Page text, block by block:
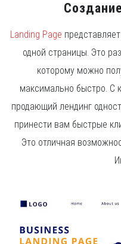
Landing Page
одной страницы. Это
которому можно
максимально быстро. С
продающий лендинг
принести вам быстрые
Это отличная